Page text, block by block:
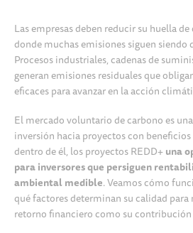
Las empresas deben reducir su huella
donde muchas emisiones siguen
Procesos industriales, cadenas de
generan emisiones residuales que
eficaces para avanzar en la acción
El mercado voluntario de carbono es
inversión hacia proyectos con
dentro de él, los proyectos REDD+una
para inversores que persiguen
ambiental medible. Veamos cómo
qué factores determinan su calidad
retorno financiero como su